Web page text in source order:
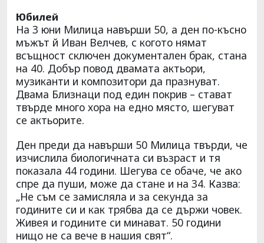
Юбилей
На 3 юни Милица навърши 50, а ден по-късно
мъжът й Иван Велчев, с когото нямат
всъщност сключен документален брак, стана
на 40. Добър повод двамата актьори,
музиканти и композитори да празнуват.
Двама Близнаци под един покрив – стават
твърде много хора на едно място, шегуват
се актьорите.
Ден преди да навърши 50 Милица твърди, че
изчислила биологичната си възраст и тя
показала 44 години. Шегува се обаче, че ако
спре да пуши, може да стане и на 34. Казва:
„Не съм се замисляла и за секунда за
годините си и как трябва да се държи човек.
Живея и годините си минават. 50 години
нищо не са вече в нашия свят“.